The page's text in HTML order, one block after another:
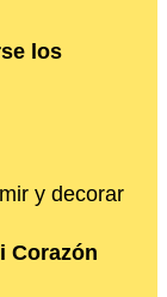
los
y decorar
Corazón